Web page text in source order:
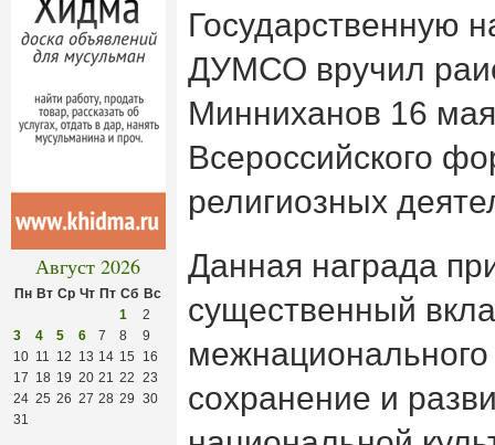
Август 2026
Пн Вт Ср Чт Пт Сб Вс
1
2
3
4 5 6 7 8
9
10 11 12 13 14 15
16
17 18 19 20 21 22 23
24 25 26 27 28 29 30
31
Государственную
ДУМСО вручил
Минниханов 16
Всероссийского
религиозных
Данная награда
существенный
сохранение и